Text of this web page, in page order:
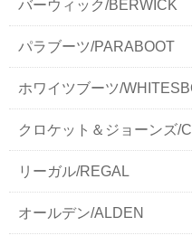
バーウィック/BERWICK
パラブーツ/PARABOOT
ホワイツブーツ/
クロケット＆ジョーンズ/
リーガル/REGAL
オールデン/ALDEN